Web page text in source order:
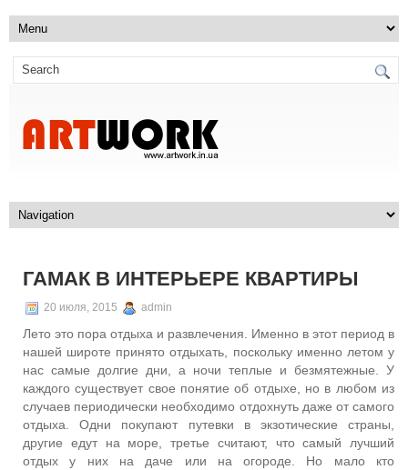
ГАМАК В ИНТЕРЬЕРЕ КВАРТИРЫ
20 июля, 2015 admin
Лето это пора отдыха и развлечения. Именно в этот период в
нашей широте принято отдыхать, поскольку именно летом у
нас самые долгие дни, а ночи теплые и безмятежные. У
каждого существует свое понятие об отдыхе, но в любом из
случаев периодически необходимо отдохнуть даже от самого
отдыха. Одни покупают путевки в экзотические страны,
другие едут на море, третье считают, что самый лучший
отдых у них на даче или на огороде. Но мало кто